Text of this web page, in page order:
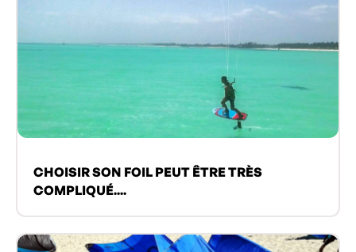
CHOISIR SON FOIL PEUT ÊTRE TRÈS
COMPLIQUÉ....